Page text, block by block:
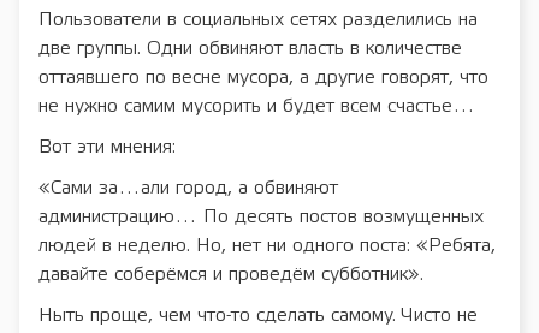
Пользователи в социальных сетях разделились на
две группы. Одни обвиняют власть в количестве
оттаявшего по весне мусора, а другие говорят, что
не нужно самим мусорить и будет всем счастье…
Вот эти мнения:
«Сами за…али город, а обвиняют
администрацию… По десять постов возмущенных
людей в неделю. Но, нет ни одного поста: «Ребята,
давайте соберёмся и проведём субботник».
Ныть проще, чем что-то сделать самому. Чисто не